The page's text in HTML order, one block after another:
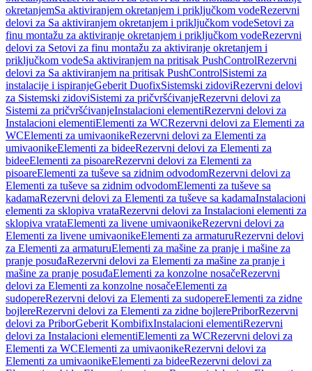
okretanjemSa aktiviranjem okretanjem i priključkom vodeRezervni
delovi za Sa aktiviranjem okretanjem i priključkom vodeSetovi za
finu montažu za aktiviranje okretanjem i priključkom vodeRezervni
delovi za Setovi za finu montažu za aktiviranje okretanjem i
priključkom vodeSa aktiviranjem na pritisak PushControlRezervni
delovi za Sa aktiviranjem na pritisak PushControlSistemi za
instalacije i ispiranjeGeberit DuofixSistemski zidoviRezervni delovi
za Sistemski zidoviSistemi za pričvršćivanjeRezervni delovi za
Sistemi za pričvršćivanjeInstalacioni elementiRezervni delovi za
Instalacioni elementiElementi za WCRezervni delovi za Elementi za
WCElementi za umivaonikeRezervni delovi za Elementi za
umivaonikeElementi za bideeRezervni delovi za Elementi za
bideeElementi za pisoareRezervni delovi za Elementi za
pisoareElementi za tuševe sa zidnim odvodomRezervni delovi za
Elementi za tuševe sa zidnim odvodomElementi za tuševe sa
kadamaRezervni delovi za Elementi za tuševe sa kadamaInstalacioni
elementi za sklopiva vrataRezervni delovi za Instalacioni elementi za
sklopiva vrataElementi za livene umivaonikeRezervni delovi za
Elementi za livene umivaonikeElementi za armaturuRezervni delovi
za Elementi za armaturuElementi za mašine za pranje i mašine za
pranje posuđaRezervni delovi za Elementi za mašine za pranje i
mašine za pranje posuđaElementi za konzolne nosačeRezervni
delovi za Elementi za konzolne nosačeElementi za
sudopereRezervni delovi za Elementi za sudopereElementi za zidne
bojlereRezervni delovi za Elementi za zidne bojlerePriborRezervni
delovi za PriborGeberit KombifixInstalacioni elementiRezervni
delovi za Instalacioni elementiElementi za WCRezervni delovi za
Elementi za WCElementi za umivaonikeRezervni delovi za
Elementi za umivaonikeElementi za bideeRezervni delovi za